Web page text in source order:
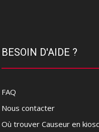
BESOIN D'AIDE ?
FAQ
Nous contacter
Où trouver Causeur en